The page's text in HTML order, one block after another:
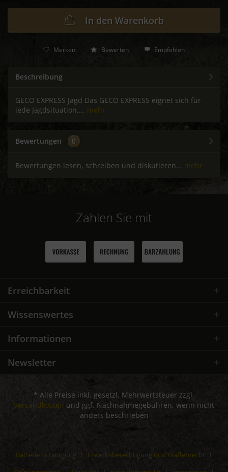
In den Warenkorb
Merken Bewerten Empfehlen
Beschreibung
GECO EXPRESS Jagd Das GECO EXPRESS eignet sich für
jede Jagdsituation,... mehr
Bewertungen 0
Bewertungen lesen, schreiben und diskutieren... mehr
Zahlen Sie mit
Erreichbarkeit
Wissenswertes
Informationen
Newsletter
* Alle Preise inkl. gesetzl. Mehrwertsteuer zzgl.
Versandkosten und ggf. Nachnahmegebühren, wenn nicht
anders beschrieben
Batterie Entsorgung
Erwerbsberechtigung und Waffenrecht